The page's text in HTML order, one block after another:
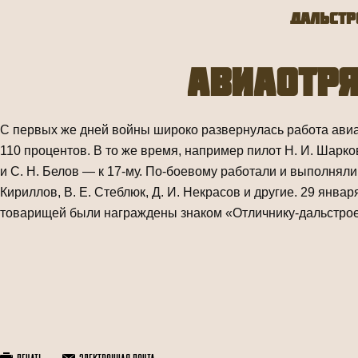
С первых же дней войны широко развернулась работа
110 процентов. В то же время, на­пример пилот Н. И.
и С. Н. Белов — к 17-му. По-боевому работали и
Кириллов, В. Е. Стеблюк, Д. И. Некрасов и другие. 29
товарищей были награждены знаком «Отличнику-